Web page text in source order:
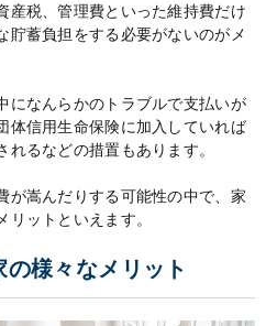
産税、管理費といった維持費だけ
貯蓄負担をする必要がないのがメ
になんらかのトラブルで支払いが
体信用生命保険に加入していれば
るなどの措置もあります。
が嵩んだりする可能性の中で、家
ットといえます。
様々なメリット